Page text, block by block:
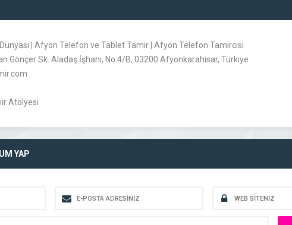
| Afyon Telefon ve Tablet Tamir | Afyon Telefon Tamircisi
Gönçer Sk. Aladaş İşhanı, No:4/B, 03200 Afyonkarahisar, Türkiye
Atölyesi
YAP